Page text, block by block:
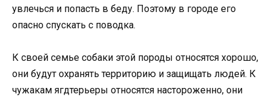
увлечься и попасть в беду. Поэтому в городе его
опасно спускать с поводка.
К своей семье собаки этой породы относятся хорошо,
они будут охранять территорию и защищать людей. К
чужакам ягдтерьеры относятся настороженно, они